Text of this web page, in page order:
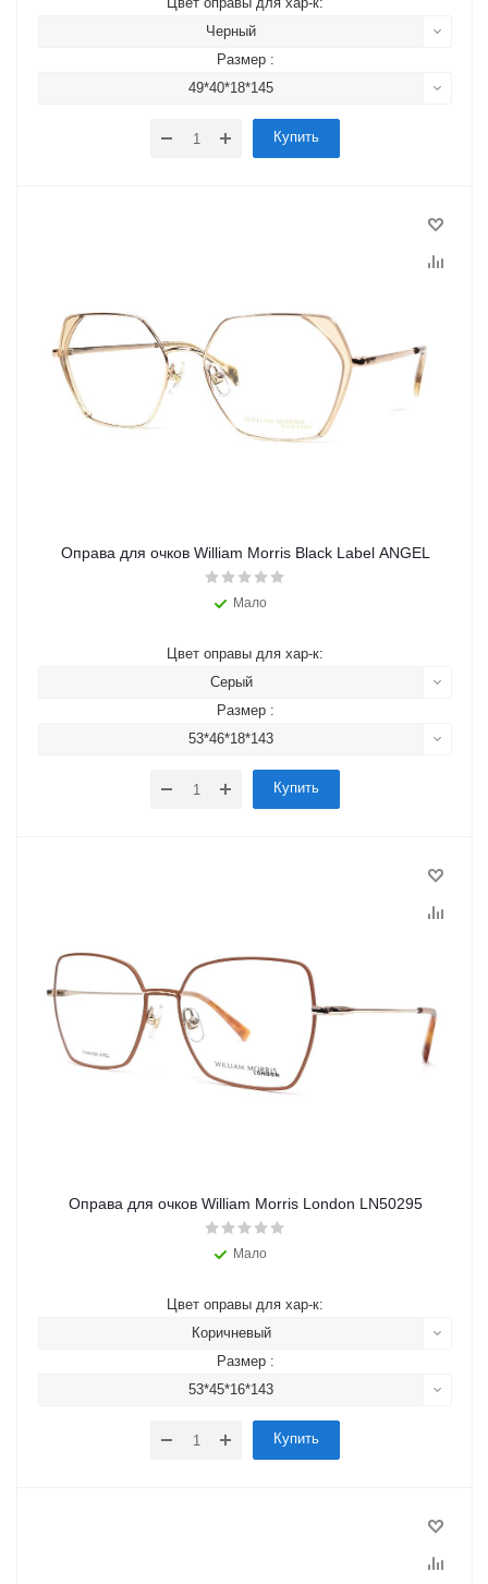
Черный
Размер :
49*40*18*145
Купить
Оправа для очков William Morris Black Label ANGEL
Мало
Цвет оправы для хар-к:
Серый
Размер :
53*46*18*143
Купить
Оправа для очков William Morris London LN50295
Мало
Цвет оправы для хар-к:
Коричневый
Размер :
53*45*16*143
Купить